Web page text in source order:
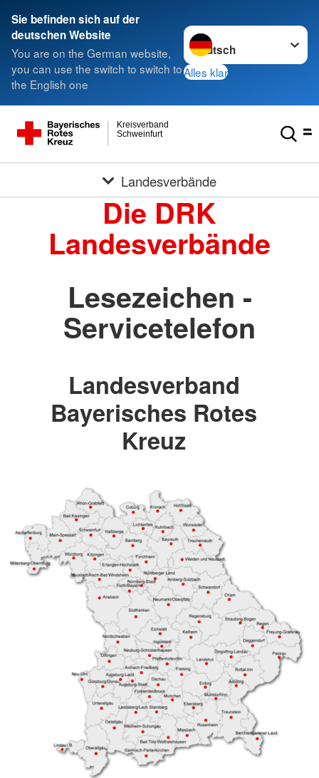
Sie befinden sich auf der
deutschen Website
You are on the German website,
you can use the switch to switch to
the English one
Sprache wechseln zu
Alles klar
Schweinfurt
Kreisverband
Landesverbände
Die DRK
Landesverbände
Lesezeichen -
Servicetelefon
Landesverband
Bayerisches Rotes
Kreuz